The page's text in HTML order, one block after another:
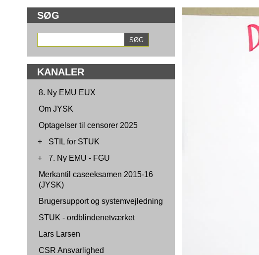
SØG
KANALER
8. Ny EMU EUX
Om JYSK
Optagelser til censorer 2025
+
STIL for STUK
+
7. Ny EMU - FGU
Merkantil caseeksamen 2015-16
(JYSK)
Brugersupport og systemvejledning
STUK - ordblindenetværket
Lars Larsen
CSR Ansvarlighed